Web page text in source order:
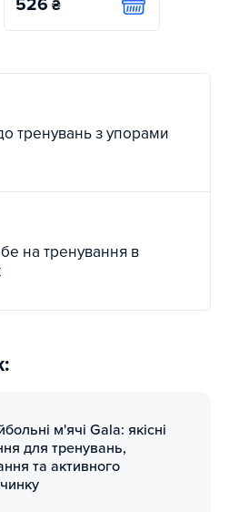
₴ Купити
тренувань з упорами
на тренування в
м'ячі Gala: якісні
для тренувань,
та активного